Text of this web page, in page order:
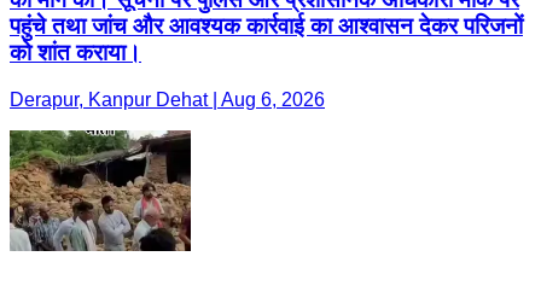
पहुंचे तथा जांच और आवश्यक कार्रवाई का आश्वासन देकर परिजनों
को शांत कराया।
Derapur, Kanpur Dehat | Aug 6, 2026